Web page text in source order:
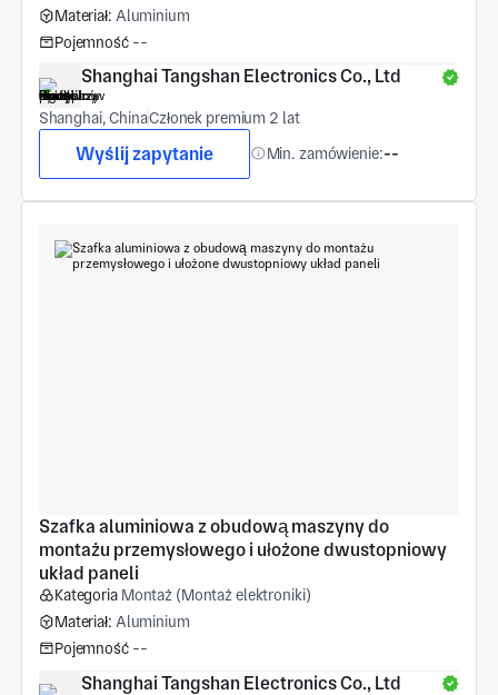
Materiał: Aluminium
Pojemność --
Shanghai Tangshan Electronics Co., Ltd
Shanghai, ChinaCzłonek premium 2 lat
Wyślij zapytanie Min. zamówienie:--
Szafka aluminiowa z obudową maszyny do
montażu przemysłowego i ułożone dwustopniowy
układ paneli
Kategoria Montaż (Montaż elektroniki)
Materiał: Aluminium
Pojemność --
Shanghai Tangshan Electronics Co., Ltd